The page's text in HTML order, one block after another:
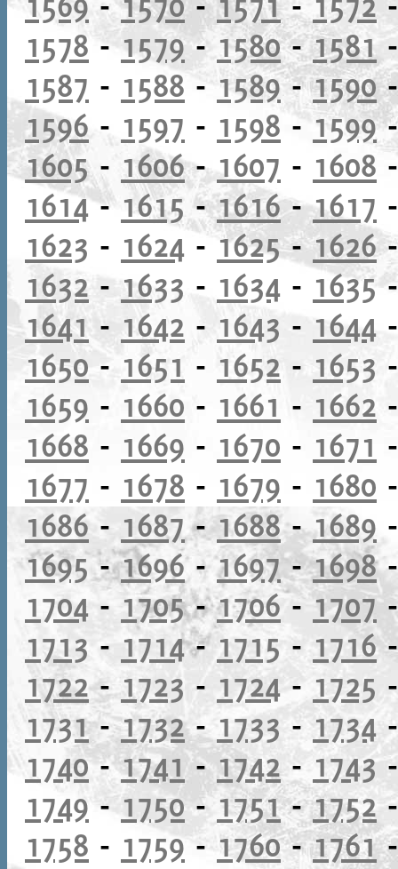
1578-1579- 1580-1581
1587 - 1588 -1589-1590
1596- 1597 - 1598 - 1599
1605- 1606-1607 - 1608
1614- 1615 -1616-1617
1623 - 1624 - 1625-1626
1632-1633 - 1634 - 1635
1641- 1642 - 1643 - 1644
1650- 1651 - 1652 - 1653
1659 - 1660 - 1661 - 1662
1668 - 1669 - 1670 - 1671
1677 - 1678 - 1679 - 1680
1686 - 1687-1688-1689
1695-1696-1697-1698
1704 - 1705-1706-1707
1713 - 1714- 1715- 1716
1722-1723 - 1724- 1725
1731-1732-1733- 1734
1740-1741-1742 -1743
1749-1750-1751-1752
1758 - 1759-1760-1761